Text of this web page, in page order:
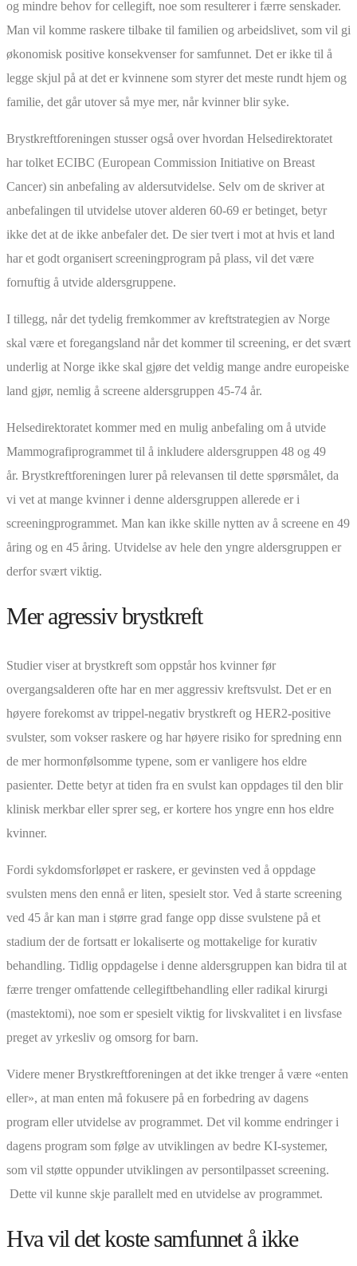
og mindre behov for cellegift, noe som resulterer i færre senskader.
Man vil komme raskere tilbake til familien og arbeidslivet, som vil gi
økonomisk positive konsekvenser for samfunnet. Det er ikke til å
legge skjul på at det er kvinnene som styrer det meste rundt hjem og
familie, det går utover så mye mer, når kvinner blir syke.
Brystkreftforeningen stusser også over hvordan Helsedirektoratet
har tolket ECIBC (European Commission Initiative on Breast
Cancer) sin anbefaling av aldersutvidelse. Selv om de skriver at
anbefalingen til utvidelse utover alderen 60-69 er betinget, betyr
ikke det at de ikke anbefaler det. De sier tvert i mot at hvis et land
har et godt organisert screeningprogram på plass, vil det være
fornuftig å utvide aldersgruppene.
I tillegg, når det tydelig fremkommer av kreftstrategien av Norge
skal være et foregangsland når det kommer til screening, er det svært
underlig at Norge ikke skal gjøre det veldig mange andre europeiske
land gjør, nemlig å screene aldersgruppen 45-74 år.
Helsedirektoratet kommer med en mulig anbefaling om å utvide
Mammografiprogrammet til å inkludere aldersgruppen 48 og 49
år. Brystkreftforeningen lurer på relevansen til dette spørsmålet, da
vi vet at mange kvinner i denne aldersgruppen allerede er i
screeningprogrammet. Man kan ikke skille nytten av å screene en 49
åring og en 45 åring. Utvidelse av hele den yngre aldersgruppen er
derfor svært viktig.
Mer agressiv brystkreft
Studier viser at brystkreft som oppstår hos kvinner før
overgangsalderen ofte har en mer aggressiv kreftsvulst. Det er en
høyere forekomst av trippel-negativ brystkreft og HER2-positive
svulster, som vokser raskere og har høyere risiko for spredning enn
de mer hormonfølsomme typene, som er vanligere hos eldre
pasienter. Dette betyr at tiden fra en svulst kan oppdages til den blir
klinisk merkbar eller sprer seg, er kortere hos yngre enn hos eldre
kvinner.
Fordi sykdomsforløpet er raskere, er gevinsten ved å oppdage
svulsten mens den ennå er liten, spesielt stor. Ved å starte screening
ved 45 år kan man i større grad fange opp disse svulstene på et
stadium der de fortsatt er lokaliserte og mottakelige for kurativ
behandling. Tidlig oppdagelse i denne aldersgruppen kan bidra til at
færre trenger omfattende cellegiftbehandling eller radikal kirurgi
(mastektomi), noe som er spesielt viktig for livskvalitet i en livsfase
preget av yrkesliv og omsorg for barn.
Videre mener Brystkreftforeningen at det ikke trenger å være «enten
eller», at man enten må fokusere på en forbedring av dagens
program eller utvidelse av programmet. Det vil komme endringer i
dagens program som følge av utviklingen av bedre KI-systemer,
som vil støtte oppunder utviklingen av persontilpasset screening.
Dette vil kunne skje parallelt med en utvidelse av programmet.
Hva vil det koste samfunnet å ikke